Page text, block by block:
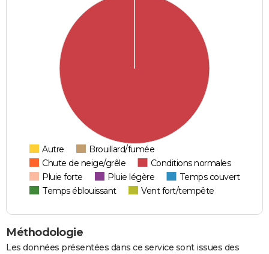
Autre
Brouillard/fumée
Chute de neige/grêle
Conditions normales
Pluie forte
Pluie légère
Temps couvert
Temps éblouissant
Vent fort/tempête
Méthodologie
Les données présentées dans ce service sont issues des